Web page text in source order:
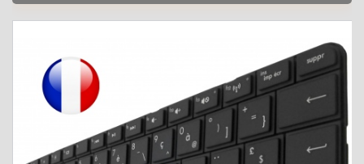
Déstockage Open submenu
EMACHINES 2
Open submenu
FUJITSU SIEMENS 2
Open submenu